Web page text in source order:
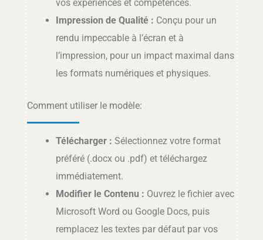
vos expériences et compétences.
Impression de Qualité : Conçu pour un
rendu impeccable à l’écran et à
l’impression, pour un impact maximal dans
les formats numériques et physiques.
Comment utiliser le modèle:
Télécharger : Sélectionnez votre format
préféré (.docx ou .pdf) et téléchargez
immédiatement.
Modifier le Contenu : Ouvrez le fichier avec
Microsoft Word ou Google Docs, puis
remplacez les textes par défaut par vos